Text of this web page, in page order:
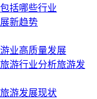
括哪些行业
新趋势
业高质量发展
游行业分析旅游发
游发展现状